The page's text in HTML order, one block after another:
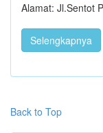
Alamat: Jl.Sentot
Selengkapnya
Back to Top